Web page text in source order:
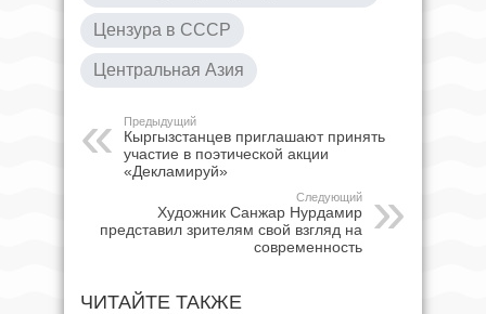
Цензура в СССР
Центральная Азия
Предыдущий
Кыргызстанцев приглашают принять
участие в поэтической акции
«Декламируй»
Следующий
Художник Санжар Нурдамир
представил зрителям свой взгляд на
современность
ЧИТАЙТЕ ТАКЖЕ